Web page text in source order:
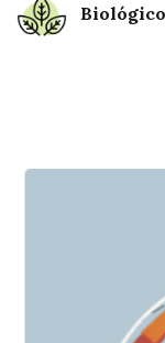
Biológico